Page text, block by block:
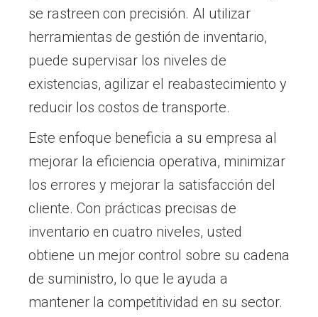
se rastreen con precisión. Al utilizar
herramientas de gestión de inventario,
puede supervisar los niveles de
existencias, agilizar el reabastecimiento y
reducir los costos de transporte.
Este enfoque beneficia a su empresa al
mejorar la eficiencia operativa, minimizar
los errores y mejorar la satisfacción del
cliente. Con prácticas precisas de
inventario en cuatro niveles, usted
obtiene un mejor control sobre su cadena
de suministro, lo que le ayuda a
mantener la competitividad en su sector.